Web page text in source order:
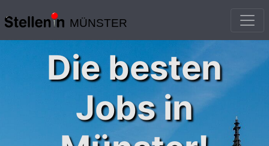
MÜNSTER
Die besten
Jobs in